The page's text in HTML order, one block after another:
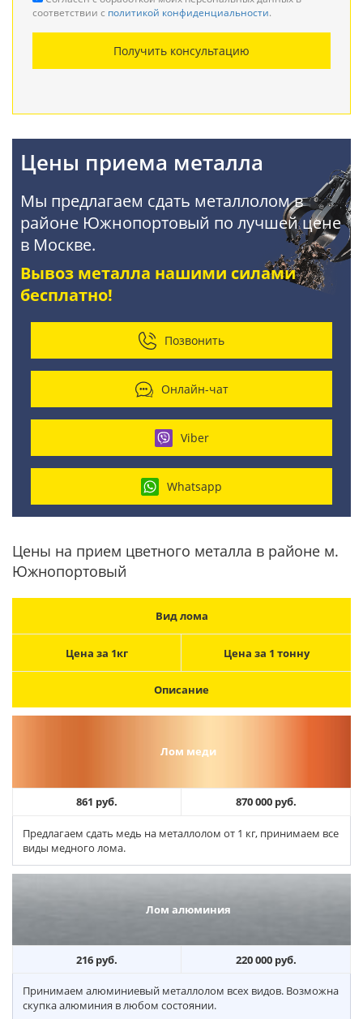
Демонтаж металлоконструкций
Покупка АКБ
соответствии с политикой конфиденциальности.
Получить консультацию
Цены приема металла
Мы предлагаем сдать металлолом в
районе Южнопортовый по лучшей цене
в Москве.
Вывоз металла нашими силами
бесплатно!
Позвонить
Онлайн-чат
Viber
Whatsapp
Цены на прием цветного металла в районе м.
Южнопортовый
Вид лома
Цена за 1кг Цена за 1 тонну
Описание
Лом меди
861 руб. 870 000 руб.
Предлагаем сдать медь на металлолом от 1 кг, принимаем все
виды медного лома.
Лом алюминия
216 руб. 220 000 руб.
Принимаем алюминиевый металлолом всех видов. Возможна
скупка алюминия в любом состоянии.